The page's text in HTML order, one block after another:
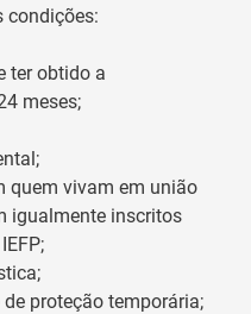
condições:
ter obtido a
meses;
quem vivam em união
igualmente inscritos
proteção temporária;